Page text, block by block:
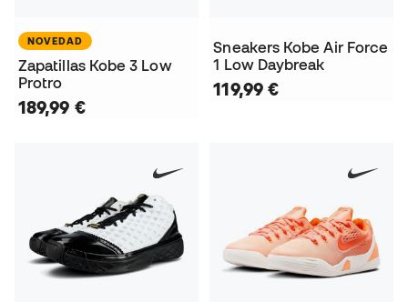
NOVEDAD
Zapatillas Kobe 3 Low
Protro
189,99 €
Sneakers Kobe Air Force
1 Low Daybreak
119,99 €